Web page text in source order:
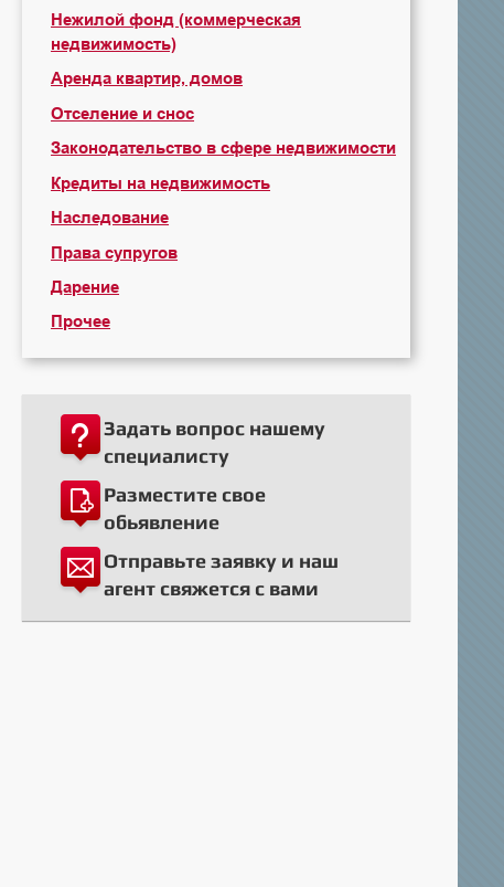
Нежилой фонд (коммерческая
недвижимость)
Аренда квартир, домов
Отселение и снос
Законодательство в сфере недвижимости
Кредиты на недвижимость
Наследование
Права супругов
Дарение
Прочее
Задать вопрос нашему
специалисту
Разместите свое
обьявление
Отправьте заявку и наш
агент свяжется с вами